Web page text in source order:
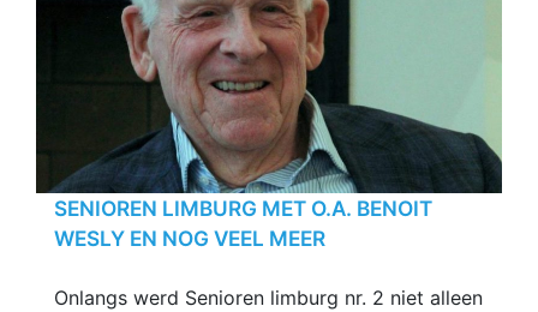
SENIOREN LIMBURG MET O.A. BENOIT
WESLY EN NOG VEEL MEER
Onlangs werd Senioren limburg nr. 2 niet alleen